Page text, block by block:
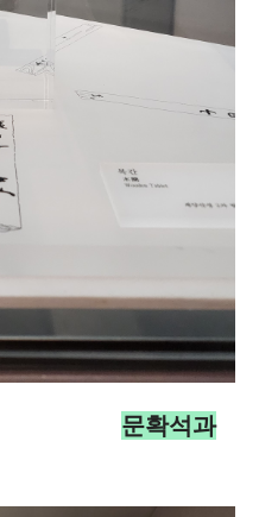
문확석과